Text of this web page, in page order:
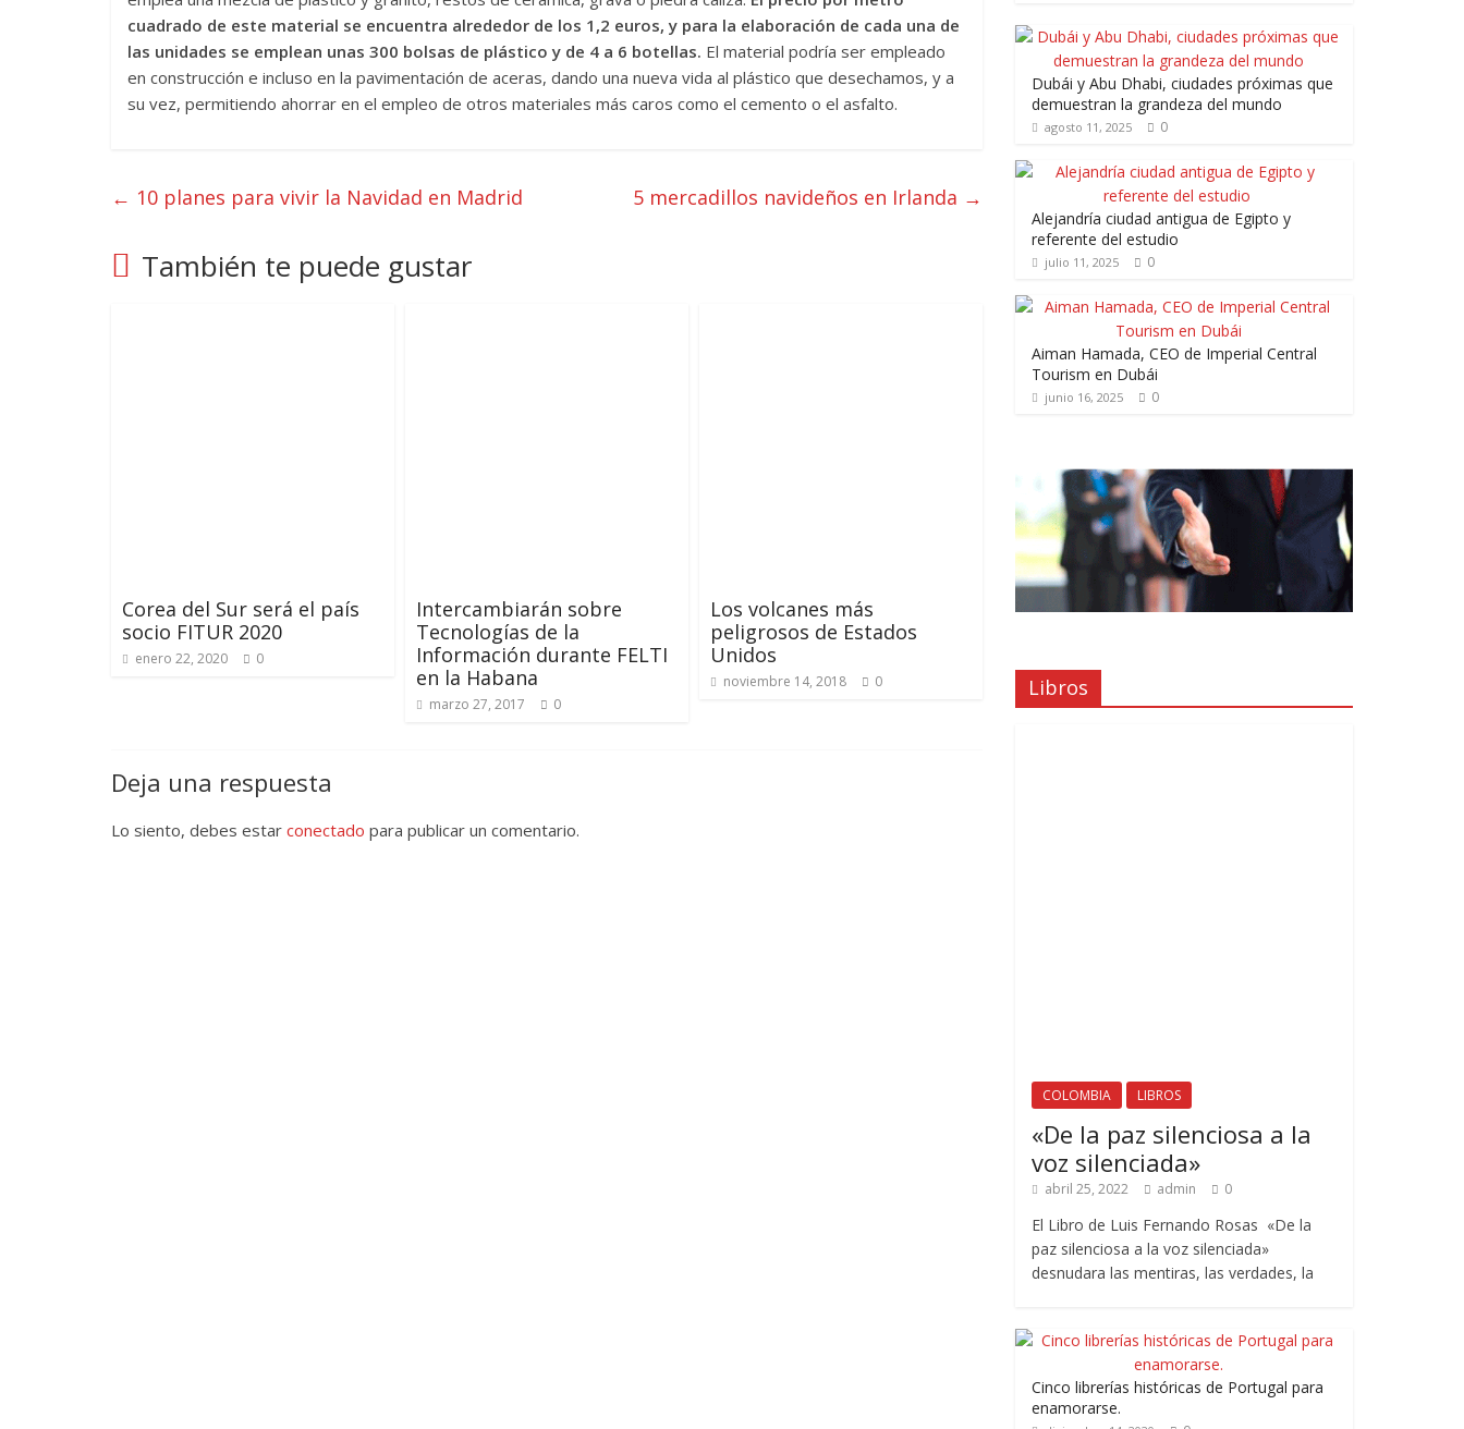
cuadrado de este material se encuentra alrededor de los 1,2 euros, y para la elaboración de cada una de
las unidades se emplean unas 300 bolsas de plástico y de 4 a 6 botellas. El material podría ser empleado
en construcción e incluso en la pavimentación de aceras, dando una nueva vida al plástico que desechamos, y a
su vez, permitiendo ahorrar en el empleo de otros materiales más caros como el cemento o el asfalto.
← 10 planes para vivir la Navidad en Madrid 5 mercadillos navideños en Irlanda →
También te puede gustar
Corea del Sur será el país
socio FITUR 2020
enero 22, 2020 0
Intercambiarán sobre
Tecnologías de la
Información durante FELTI
en la Habana
marzo 27, 2017 0
Los volcanes más
peligrosos de Estados
Unidos
noviembre 14, 2018 0
Deja una respuesta
Lo siento, debes estar conectado para publicar un comentario.
Dubái y Abu Dhabi, ciudades próximas que
demuestran la grandeza del mundo
agosto 11, 2025 0
Alejandría ciudad antigua de Egipto y
referente del estudio
julio 11, 2025 0
Aiman Hamada, CEO de Imperial Central
Tourism en Dubái
junio 16, 2025 0
Libros
COLOMBIA LIBROS
«De la paz silenciosa a la
voz silenciada»
abril 25, 2022 admin 0
El Libro de Luis Fernando Rosas «De la
paz silenciosa a la voz silenciada»
desnudara las mentiras, las verdades, la
Cinco librerías históricas de Portugal para
enamorarse.